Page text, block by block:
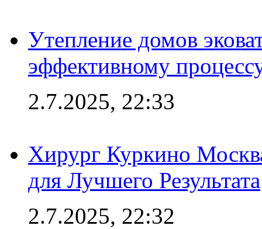
Утепление домов
эффективному
2.7.2025, 22:33
Хирург Куркино
для Лучшего Результата
2.7.2025, 22:32